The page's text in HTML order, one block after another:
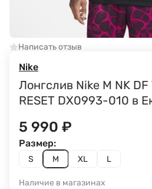
Написать отзыв
Nike
Лонгслив Nike M NK DF
RESET DX0993-010 в
5 990 ₽
S M XL L
Размер:
Наличие в магазинах